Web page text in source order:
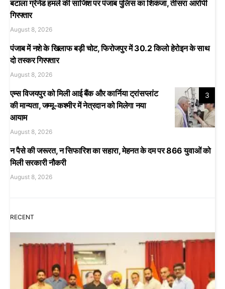
बटाला ग्रेनेड हमले की साजिश पर पंजाब पुलिस का शिकंजा, तीसरा आरोपी
गिरफ्तार
August 8, 2026
पंजाब में नशे के खिलाफ बड़ी चोट, फिरोजपुर में 30.2 किलो हेरोइन के साथ
दो तस्कर गिरफ्तार
August 8, 2026
3
एम्स विजयपुर को मिली आई बैंक और कार्निया ट्रांसप्लांट
की मान्यता, जम्मू-कश्मीर में नेत्रदान को मिलेगा नया
आयाम
August 8, 2026
न पैसे की जरूरत, न सिफारिश का सहारा, मेहनत के दम पर 866 युवाओं को
मिली सरकारी नौकरी
August 8, 2026
RECENT